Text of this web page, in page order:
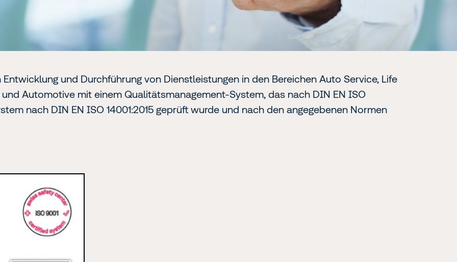
und Durchführung von Dienstleistungen in den Bereichen Auto Service, Life
Automotive mit einem Qualitätsmanagement-System, das nach DIN EN ISO
nach DIN EN ISO 14001:2015 geprüft wurde und nach den angegebenen Normen